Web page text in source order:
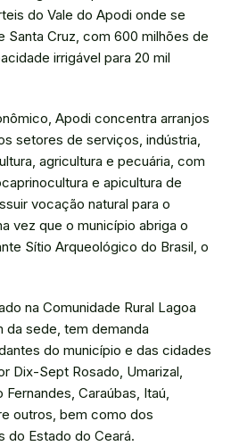
do Vale do Apodi onde se
Santa Cruz, com 600 milhões de
irrigável para 20 mil
Apodi concentra arranjos
setores de serviços, indústria,
agricultura e pecuária, com
e apicultura de
vocação natural para o
vez que o município abriga o
Sítio Arqueológico do Brasil, o
na Comunidade Rural Lagoa
da sede, tem demanda
do município e das cidades
Dix-Sept Rosado, Umarizal,
Caraúbas, Itaú,
outros, bem como dos
do Estado do Ceará.